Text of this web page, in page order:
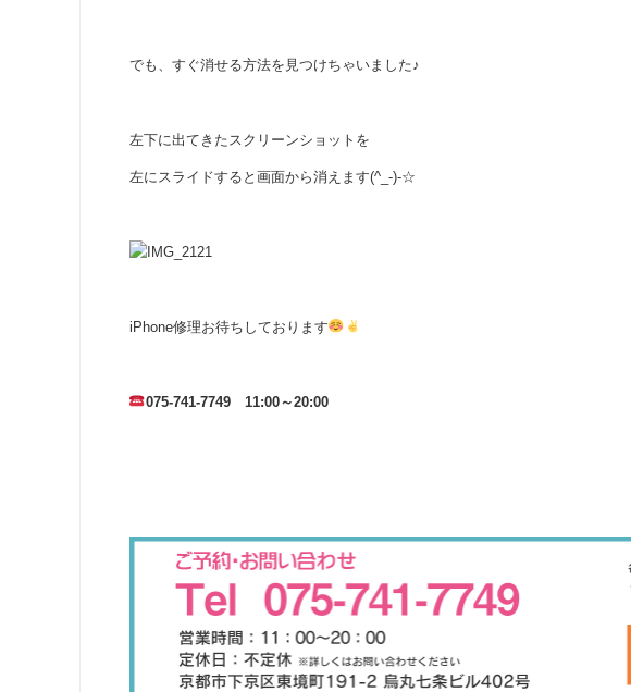
でも、すぐ消せる方法を見つけちゃいました♪
左下に出てきたスクリーンショットを
左にスライドすると画面から消えます(^_-)-☆
iPhone修理お待ちしております
075-741-7749 11:00～20:00